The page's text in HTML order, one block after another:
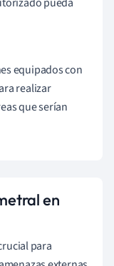
equipados con
realizar
que serían
en
para